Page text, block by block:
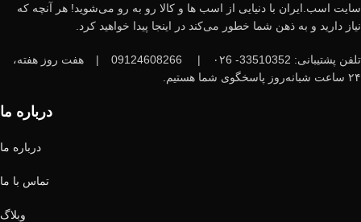
سایت اسب.ایران با دنیایی از اسب ها و کالا رو به رو می‌شوید! هر آنچه که
نیاز دارید و به ذهن شما خطور می‌کند در اینجا پیدا خواهید کرد.
تلفن پشتیبانی: 33510352- ۰۲6 |
|
هفت روز هفته،
۲۴ ساعت شبانه‌روز پاسخگوی شما هستیم.
درباره ما
درباره ما
تماس با ما
وبلاگ